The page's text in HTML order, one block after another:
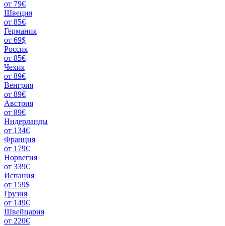
от 79€
Швеция
от 85€
Германия
от 69$
Россия
от 85€
Чехия
от 89€
Венгрия
от 89€
Австрия
от 89€
Нидерланды
от 134€
Франция
от 179€
Норвегия
от 339€
Испания
от 159$
Грузия
от 149€
Швейцария
от 220€